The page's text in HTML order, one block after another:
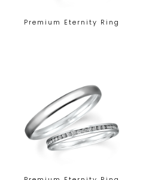
Premium Eternity Ring